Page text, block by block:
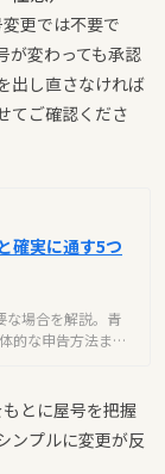
更では不要で
が変わっても承認
出し直さなければ
てご確認くださ
確実に通す5つ
な場合を解説。青
的な申告方法まで
とに屋号を把握
ンプルに変更が反